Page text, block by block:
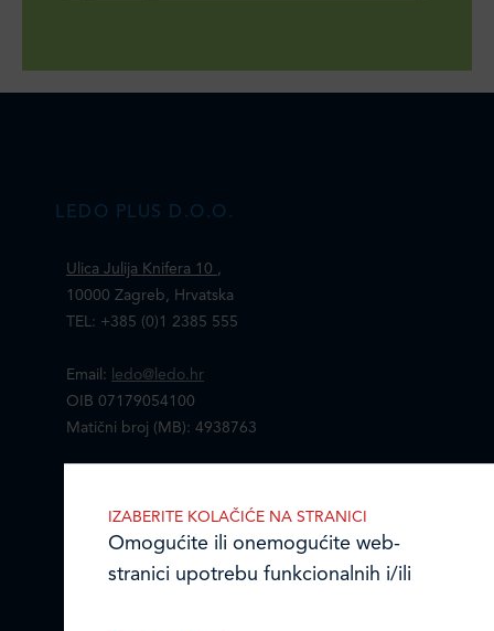
LEDO PLUS D.O.O.
Ulica Julija Knifera 10 ,
10000 Zagreb, Hrvatska
TEL: +385 (0)1 2385 555
Email:
ledo@ledo.hr
OIB 07179054100
Matični broj (MB): 4938763
Prodajni centri
Ledo u inozemstvu
IZABERITE KOLAČIĆE NA STRANICI
Omogućite ili onemogućite web-
stranici upotrebu funkcionalnih i/ili